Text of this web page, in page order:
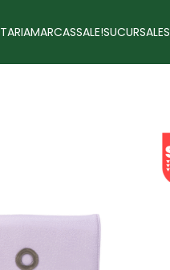
MARCASSALE!SUCURSALES